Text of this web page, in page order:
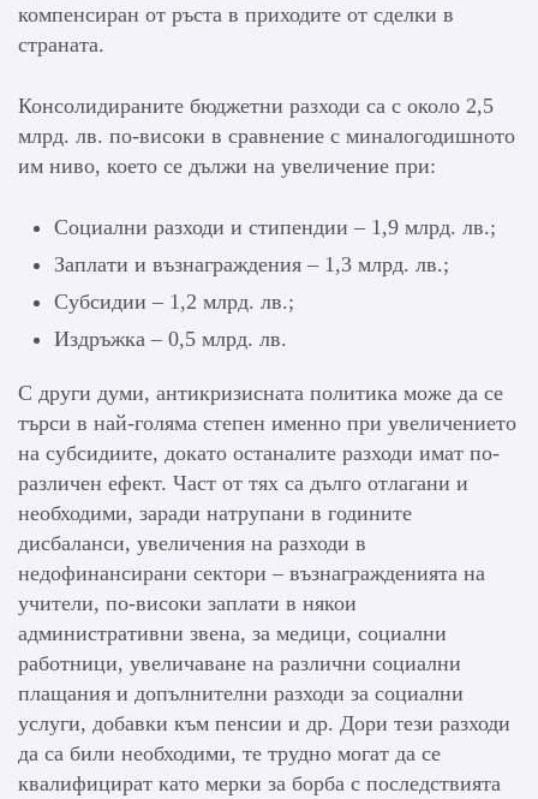
компенсиран от ръста в приходите от сделки в
страната.
Консолидираните бюджетни разходи са с около 2,5
млрд. лв. по-високи в сравнение с миналогодишното
им ниво, което се дължи на увеличение при:
Социални разходи и стипендии – 1,9 млрд. лв.;
Заплати и възнаграждения – 1,3 млрд. лв.;
Субсидии – 1,2 млрд. лв.;
Издръжка – 0,5 млрд. лв.
С други думи, антикризисната политика може да се
търси в най-голяма степен именно при увеличението
на субсидиите, докато останалите разходи имат по-
различен ефект. Част от тях са дълго отлагани и
необходими, заради натрупани в годините
дисбаланси, увеличения на разходи в
недофинансирани сектори – възнагражденията на
учители, по-високи заплати в някои
административни звена, за медици, социални
работници, увеличаване на различни социални
плащания и допълнителни разходи за социални
услуги, добавки към пенсии и др. Дори тези разходи
да са били необходими, те трудно могат да се
квалифицират като мерки за борба с последствията